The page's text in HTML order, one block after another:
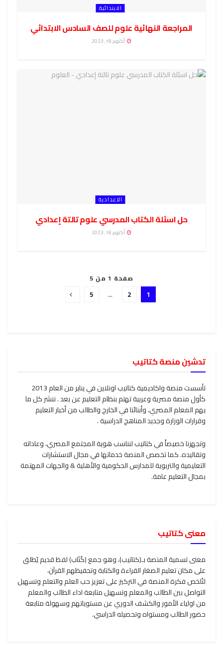
الابتدائية
المراجعة النهائية علوم للصف السادس الابتدائي
أكتوبر 18, 2023
الاعدادية
حل اسئلة الكتاب المدرسي علوم تالتة إعدادي
أكتوبر 18, 2023
صفحة 1 من 5
1
2
…
5
تدشين منصة كتاتيب
تأسست منصة واكاديمية كتاتيب اونلاين في يناير من العام 2013
كأول منصة مصرية وعربية تهتم بنظام التعليم عن بعد . ننشر كل ما
يهم المعلم المصري، وأبنائنا في الخارج والطالب من أخبار التعليم
وقرارات الوزارة وجديد المناهج الدراسية .
وتجهزنا خصيصاً في كتاتيب لنناسب هوية المجتمع المصري، وعاداته
وتقاليده. كما تخصص المنصة خدماتها في مجال الاستشارات
التعليمية والتربوية للمدارس الحكومية والأهلية & والجهات المهتمة
بمجال التعليم عامة.
معنى كتاتيب
معنى تسمية المنصة بـ(كتاتيب)، وهو جمع (كُتَاب) لفظ قديم يُطلق
على مكان تعليم الصغار القراءة والكتابة وتحفيظهم القرآن،
لتُلخص فكرة المنصة في التركيز على تعزيز حب العلم والتعلم وتسهيل
التواصل بين الطالب والمعلم وتسهيل متابعة اداء الطالب والمعلم
من اولياء الأمور والكشف الدوري عن مستوياتهم وسهولة متابعة
حضور الطالب ومستواه وتحصيله الدراسي.